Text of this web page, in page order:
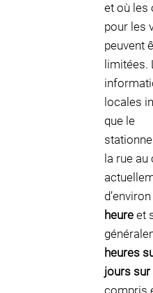
et où les
pour les
peuvent
limitées.
locales
que le
la rue
d’environ
heure et
heures
jours sur